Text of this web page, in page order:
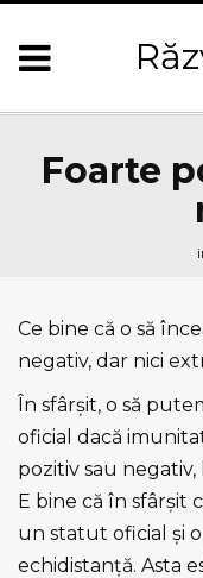
Foarte
Ce bine că o să
negativ, dar nici
În sfârşit, o să
oficial dacă
pozitiv sau
E bine că în sfârşit
un statut oficial şi
echidistanţă. Asta